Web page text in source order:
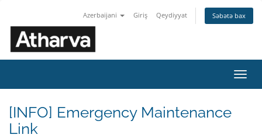
Azerbaijani Giriş Qeydiyyat Səbətə bax
keçid
[INFO] Emergency Maintenance
Link